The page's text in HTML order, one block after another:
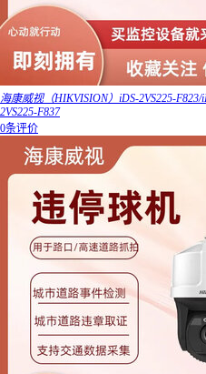
海康威视（HIKVISION）iDS-2VS225-
2VS225-F837
0条评价